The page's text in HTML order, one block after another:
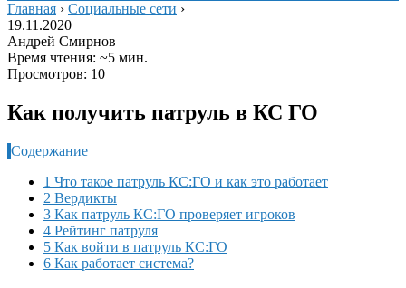
Главная › Социальные сети ›
19.11.2020
Андрей Смирнов
Время чтения: ~5 мин.
Просмотров: 10
Как получить патруль в КС ГО
Содержание
1 Что такое патруль КС:ГО и как это работает
2 Вердикты
3 Как патруль КС:ГО проверяет игроков
4 Рейтинг патруля
5 Как войти в патруль КС:ГО
6 Как работает система?